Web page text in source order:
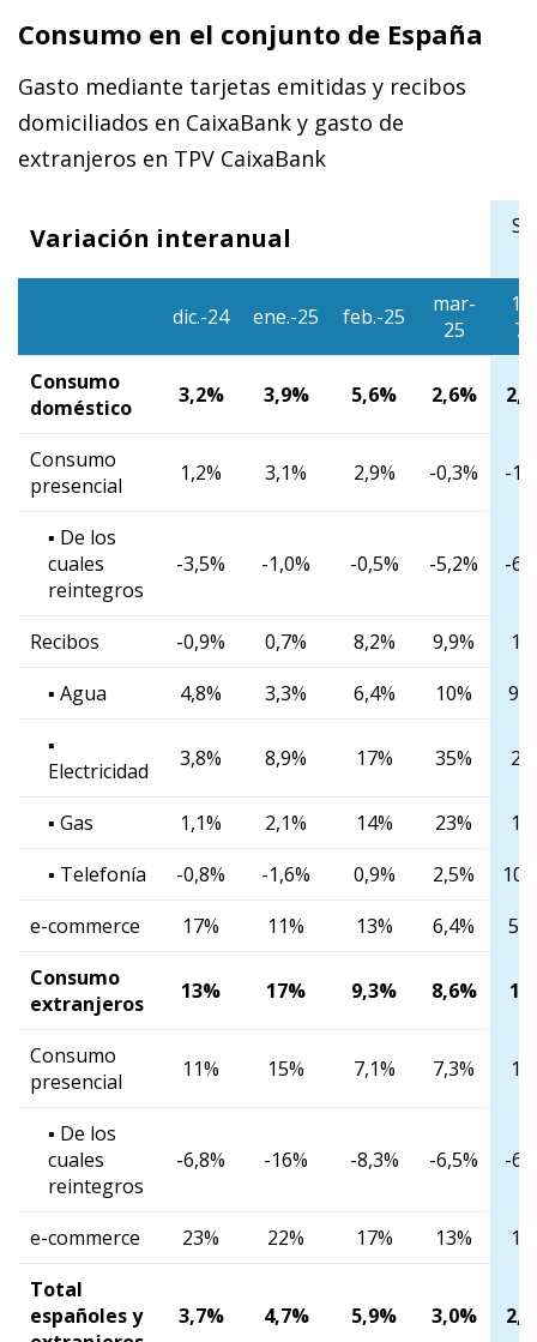
Consumo en el conjunto de España
Gasto mediante tarjetas emitidas y recibos
domiciliados en CaixaBank y gasto de
extranjeros en TPV CaixaBank
Variación interanual
dic.-24 ene.-25 feb.-25
mar-
25
1/
7/
Consumo
doméstico
3,2% 3,9% 5,6% 2,6%
Consumo
presencial
1,2% 3,1% 2,9% -0,3% -
▪ De los
cuales
reintegros
-3,5% -1,0% -0,5% -5,2% -
Recibos -0,9% 0,7% 8,2% 9,9%
▪ Agua
4,8% 3,3% 6,4% 10%
▪
Electricidad
3,8% 8,9% 17% 35%
▪ Gas 1,1% 2,1% 14% 23%
▪ Telefonía
-0,8% -1,6% 0,9% 2,5%
e-commerce
17% 11% 13% 6,4%
Consumo
extranjeros
13% 17% 9,3% 8,6%
Consumo
presencial
11% 15% 7,1% 7,3%
▪ De los
cuales
reintegros
-6,8% -16% -8,3% -6,5% -
e-commerce 23% 22% 17% 13%
Total
españoles y
3,7% 4,7% 5,9% 3,0%